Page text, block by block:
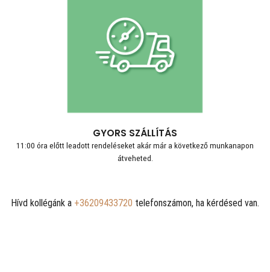
GYORS SZÁLLÍTÁS
11:00 óra előtt leadott rendeléseket akár már a következő munkanapon
átveheted.
Hívd kollégánk a +36209433720 telefonszámon, ha kérdésed van.